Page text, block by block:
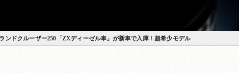
ランドクルーザー250「ZXディーゼル車」が新車で入庫！超希少モデル